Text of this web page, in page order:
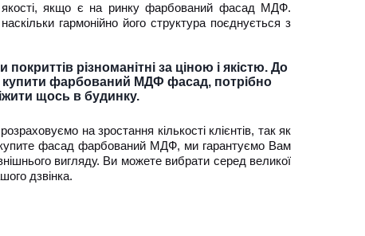
якості, якщо є на ринку фарбований фасад МДФ.
гармонійно його структура поєднується з
різноманітні за ціною і якістю. До
купити фарбований МДФ фасад, потрібно
щось в будинку.
на зростання кількості клієнтів, так як
фасад фарбований МДФ, ми гарантуємо Вам
вигляду. Ви можете вибрати серед великої
дзвінка.